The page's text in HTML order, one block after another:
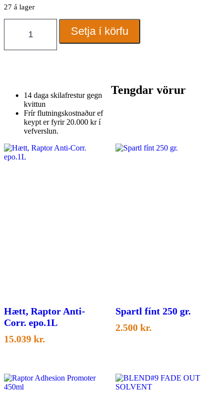
27 á lager
HS/SR
Setja í körfu
14 daga skilafrestur gegn
kvittun
Frír flutningskostnaður ef
keypt er fyrir 20.000 kr í
vefverslun.
Tengdar vörur
Hætt, Raptor Anti-
Corr. epo.1L
15.039 kr.
Spartl fínt 250 gr.
2.500 kr.